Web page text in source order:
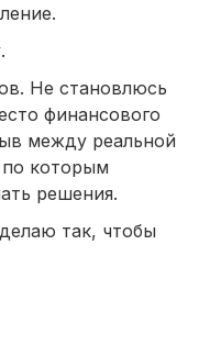
Не становлюсь
финансового
между реальной
которым
решения.
так, чтобы